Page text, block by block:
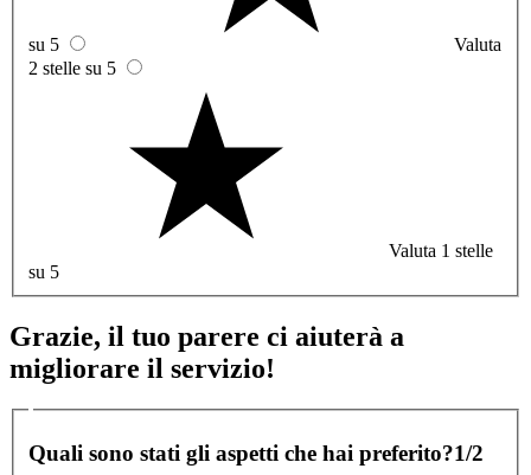
su 5
Valuta
2 stelle su 5
Valuta 1 stelle
su 5
Grazie, il tuo parere ci aiuterà a
migliorare il servizio!
Quali sono stati gli aspetti che hai preferito?1/2